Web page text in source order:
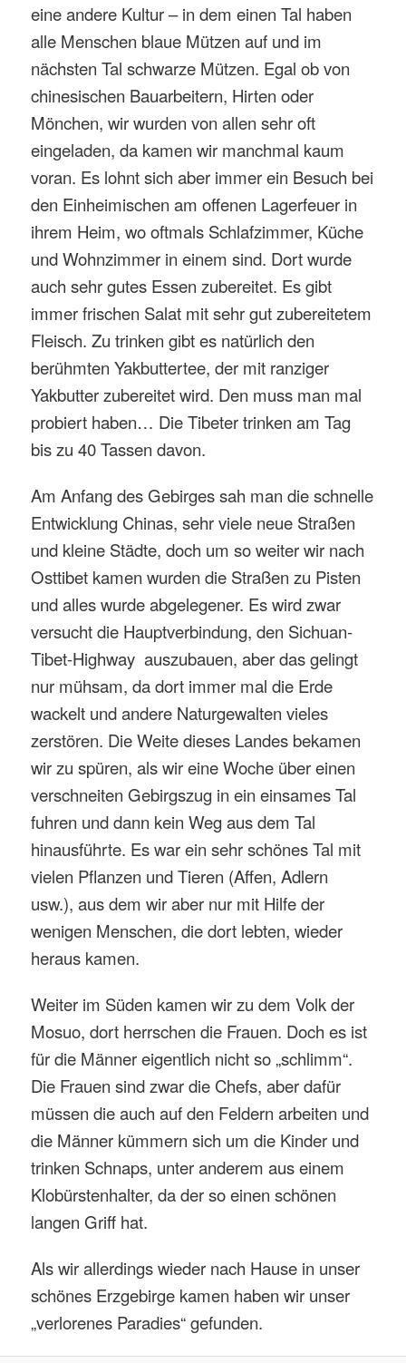
eine andere Kultur – in dem einen Tal haben
alle Menschen blaue Mützen auf und im
nächsten Tal schwarze Mützen. Egal ob von
chinesischen Bauarbeitern, Hirten oder
Mönchen, wir wurden von allen sehr oft
eingeladen, da kamen wir manchmal kaum
voran. Es lohnt sich aber immer ein Besuch bei
den Einheimischen am offenen Lagerfeuer in
ihrem Heim, wo oftmals Schlafzimmer, Küche
und Wohnzimmer in einem sind. Dort wurde
auch sehr gutes Essen zubereitet. Es gibt
immer frischen Salat mit sehr gut zubereitetem
Fleisch. Zu trinken gibt es natürlich den
berühmten Yakbuttertee, der mit ranziger
Yakbutter zubereitet wird. Den muss man mal
probiert haben… Die Tibeter trinken am Tag
bis zu 40 Tassen davon.
Am Anfang des Gebirges sah man die schnelle
Entwicklung Chinas, sehr viele neue Straßen
und kleine Städte, doch um so weiter wir nach
Osttibet kamen wurden die Straßen zu Pisten
und alles wurde abgelegener. Es wird zwar
versucht die Hauptverbindung, den Sichuan-
Tibet-Highway auszubauen, aber das gelingt
nur mühsam, da dort immer mal die Erde
wackelt und andere Naturgewalten vieles
zerstören. Die Weite dieses Landes bekamen
wir zu spüren, als wir eine Woche über einen
verschneiten Gebirgszug in ein einsames Tal
fuhren und dann kein Weg aus dem Tal
hinausführte. Es war ein sehr schönes Tal mit
vielen Pflanzen und Tieren (Affen, Adlern
usw.), aus dem wir aber nur mit Hilfe der
wenigen Menschen, die dort lebten, wieder
heraus kamen.
Weiter im Süden kamen wir zu dem Volk der
Mosuo, dort herrschen die Frauen. Doch es ist
für die Männer eigentlich nicht so „schlimm“.
Die Frauen sind zwar die Chefs, aber dafür
müssen die auch auf den Feldern arbeiten und
die Männer kümmern sich um die Kinder und
trinken Schnaps, unter anderem aus einem
Klobürstenhalter, da der so einen schönen
langen Griff hat.
Als wir allerdings wieder nach Hause in unser
schönes Erzgebirge kamen haben wir unser
„verlorenes Paradies“ gefunden.